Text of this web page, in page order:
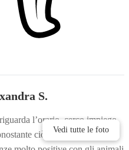
Vedi tutte le foto
Vedi tutte le foto
S.
l’orario, cerco impiego
ciò sono molto